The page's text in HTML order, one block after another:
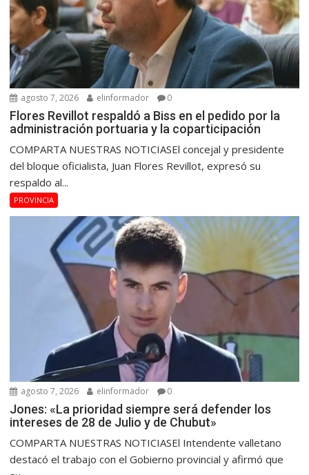
agosto 7, 2026 elinformador 0
Flores Revillot respaldó a Biss en el pedido por la
administración portuaria y la coparticipación
COMPARTA NUESTRAS NOTICIASEl concejal y presidente
del bloque oficialista, Juan Flores Revillot, expresó su
respaldo al...
PROVINCIA
agosto 7, 2026 elinformador 0
Jones: «La prioridad siempre será defender los
intereses de 28 de Julio y de Chubut»
COMPARTA NUESTRAS NOTICIASEl Intendente valletano
destacó el trabajo con el Gobierno provincial y afirmó que